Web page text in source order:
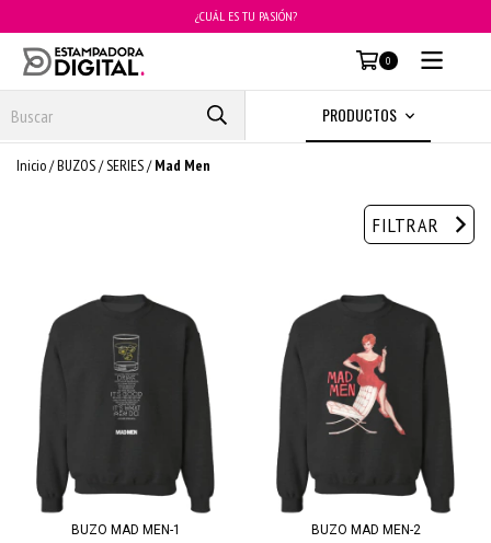
¿CUÁL ES TU PASIÓN?
0
PRODUCTOS
Inicio/BUZOS/SERIES/ Mad Men
FILTRAR
BUZO MAD MEN-1 BUZO MAD MEN-2